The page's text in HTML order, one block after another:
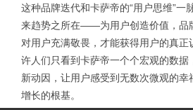
这种品牌迭代和卡萨帝的“用户思维”一
来趋势之所在——为用户创造价值，品
对用户充满敬畏，才能获得用户的真正
许人们只看到卡萨帝一个个宏观的数据
新动因，让用户感受到无数次微观的幸
增长的根基。